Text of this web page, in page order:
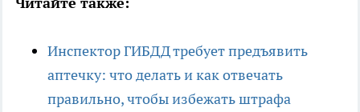
Инспектор ГИБДД требует предъявить
аптечку: что делать и как отвечать
правильно, чтобы избежать штрафа